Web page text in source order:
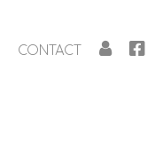
CONTACT